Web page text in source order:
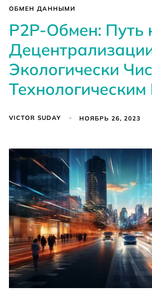
ОБМЕН ДАННЫМИ
P2P-Обмен: Путь
Экологически
VICTOR SUDAY НОЯБРЬ 26, 2023